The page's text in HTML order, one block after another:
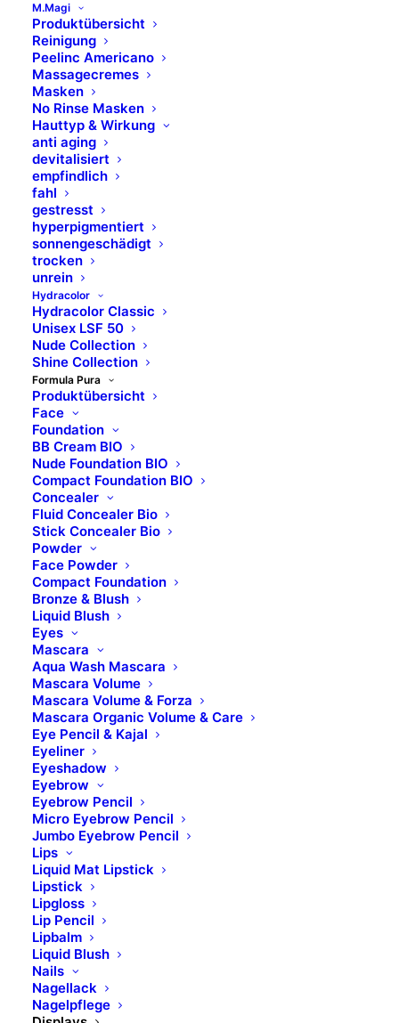
M.Magi
Produktübersicht
Reinigung
Peelinc Americano
Massagecremes
Masken
No Rinse Masken
Hauttyp & Wirkung
anti aging
devitalisiert
empfindlich
fahl
gestresst
hyperpigmentiert
sonnengeschädigt
trocken
unrein
Hydracolor
Hydracolor Classic
Unisex LSF 50
Nude Collection
Shine Collection
Formula Pura
Produktübersicht
Face
Foundation
BB Cream BIO
Nude Foundation BIO
Compact Foundation BIO
Concealer
Fluid Concealer Bio
Stick Concealer Bio
Powder
Face Powder
Compact Foundation
Bronze & Blush
Liquid Blush
Eyes
Mascara
Aqua Wash Mascara
Mascara Volume
Mascara Volume & Forza
Mascara Organic Volume & Care
Eye Pencil & Kajal
Eyeliner
Eyeshadow
Eyebrow
Eyebrow Pencil
Micro Eyebrow Pencil
Jumbo Eyebrow Pencil
Lips
Liquid Mat Lipstick
Lipstick
Lipgloss
Lip Pencil
Lipbalm
Liquid Blush
Nails
Nagellack
Nagelpflege